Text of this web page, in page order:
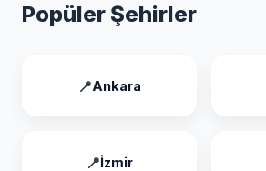
Popüler Şehirler
Ankara
İzmir